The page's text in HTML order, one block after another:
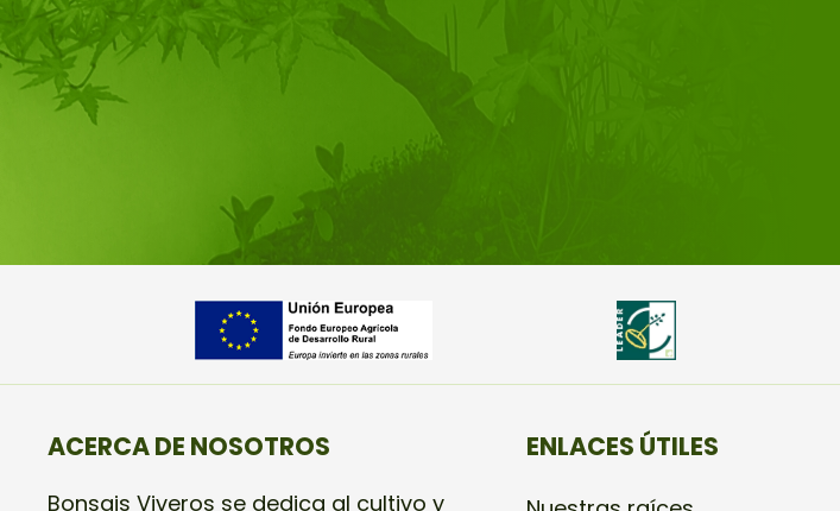
ACERCA DE NOSOTROS
Bonsais Viveros se dedica al cultivo y
ENLACES ÚTILES